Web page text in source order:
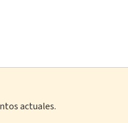
actuales.